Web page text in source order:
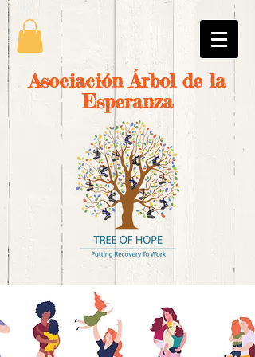
Asociación Árbol de la
Esperanza